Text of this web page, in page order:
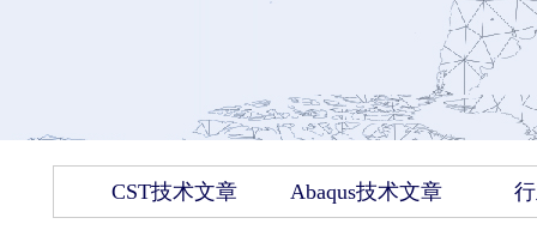
CST技术文章 Abaqus技术文章